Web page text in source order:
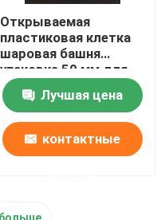
Открываемая
пластиковая клетка
шаровая башня
упаковка 50 мм для
очистки воды
Лучшая цена
контактные